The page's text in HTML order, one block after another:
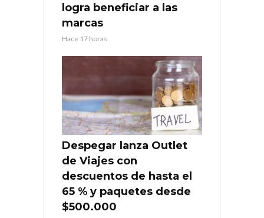
logra beneficiar a las
marcas
Hace 17 horas
Despegar lanza Outlet
de Viajes con
descuentos de hasta el
65 % y paquetes desde
$500.000